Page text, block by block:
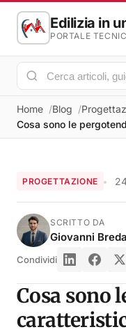
Edilizia in
PORTALE
Home Blog
Cosa sono le
PROGETTAZIONE
SCRITTO DA
Giovanni Breda
Condividi
Cosa sono